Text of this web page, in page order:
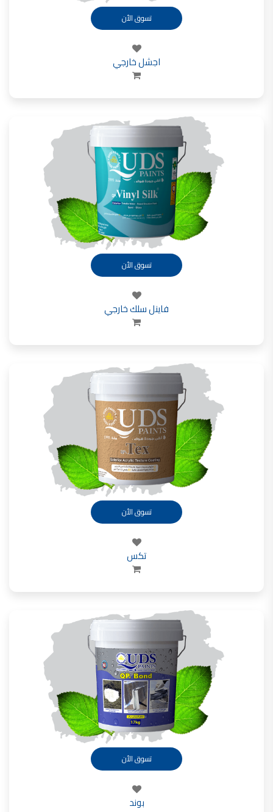
تسوق الأن
اجشل خارجي
تسوق الأن
فاينل سلك خارجي
تسوق الأن
تكس
تسوق الأن
بوند